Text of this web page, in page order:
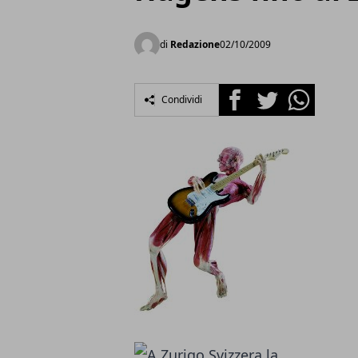
di Redazione02/10/2009
Condividi FacebookTwitterWhatsapp